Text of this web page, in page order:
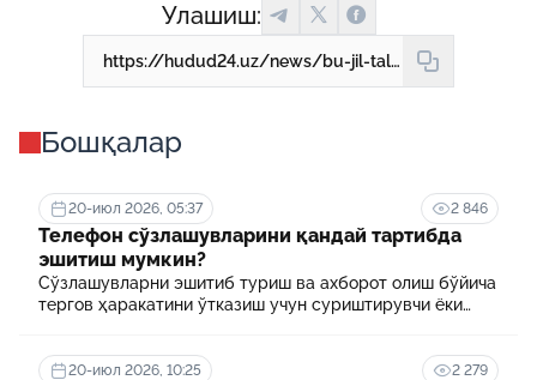
Улашиш:
https://hudud24.uz/news/bu-jil-talaba-bulganlarning-48-foizdan-ziyodini-ayollar-tashkil-kildi
Бошқалар
20-июл 2026, 05:37 2 846
Телефон сўзлашувларини қандай тартибда
эшитиш мумкин?
Сўзлашувларни эшитиб туриш ва ахборот олиш бўйича
тергов ҳаракатини ўтказиш учун суриштирувчи ёки
20-июл 2026, 10:25 2 279